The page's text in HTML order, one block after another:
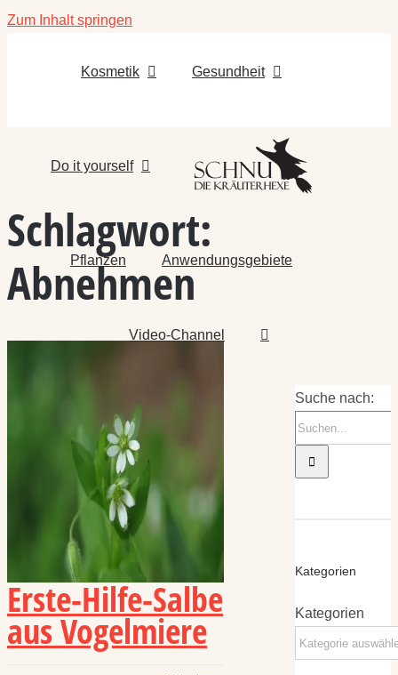
Zum Inhalt springen
Kosmetik Gesundheit
Do it yourself
Pflanzen Anwendungsgebiete
Video-Channel
Schlagwort:
Abnehmen
Erste-Hilfe-Salbe
aus Vogelmiere
Suche nach:
Kategorien
Kategorien